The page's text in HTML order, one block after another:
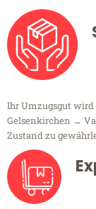
Ihr Umzugsgut
Gelsenkirchen →
Zustand zu